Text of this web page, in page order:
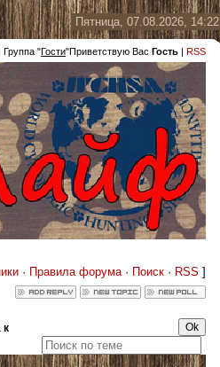
Пятница, 07.08.2026, 14:22
Группа "Гости"Приветствую Вас Гость | RSS
· Правила форума· Поиск · RSS ]
к